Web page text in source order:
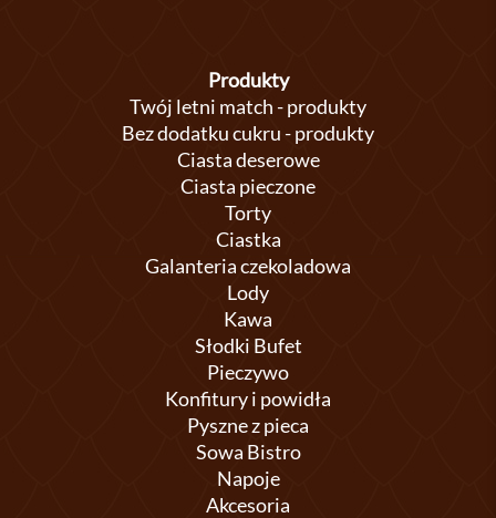
Produkty
Twój letni match - produkty
Bez dodatku cukru - produkty
Ciasta deserowe
Ciasta pieczone
Torty
Ciastka
Galanteria czekoladowa
Lody
Kawa
Słodki Bufet
Pieczywo
Konfitury i powidła
Pyszne z pieca
Sowa Bistro
Napoje
Akcesoria